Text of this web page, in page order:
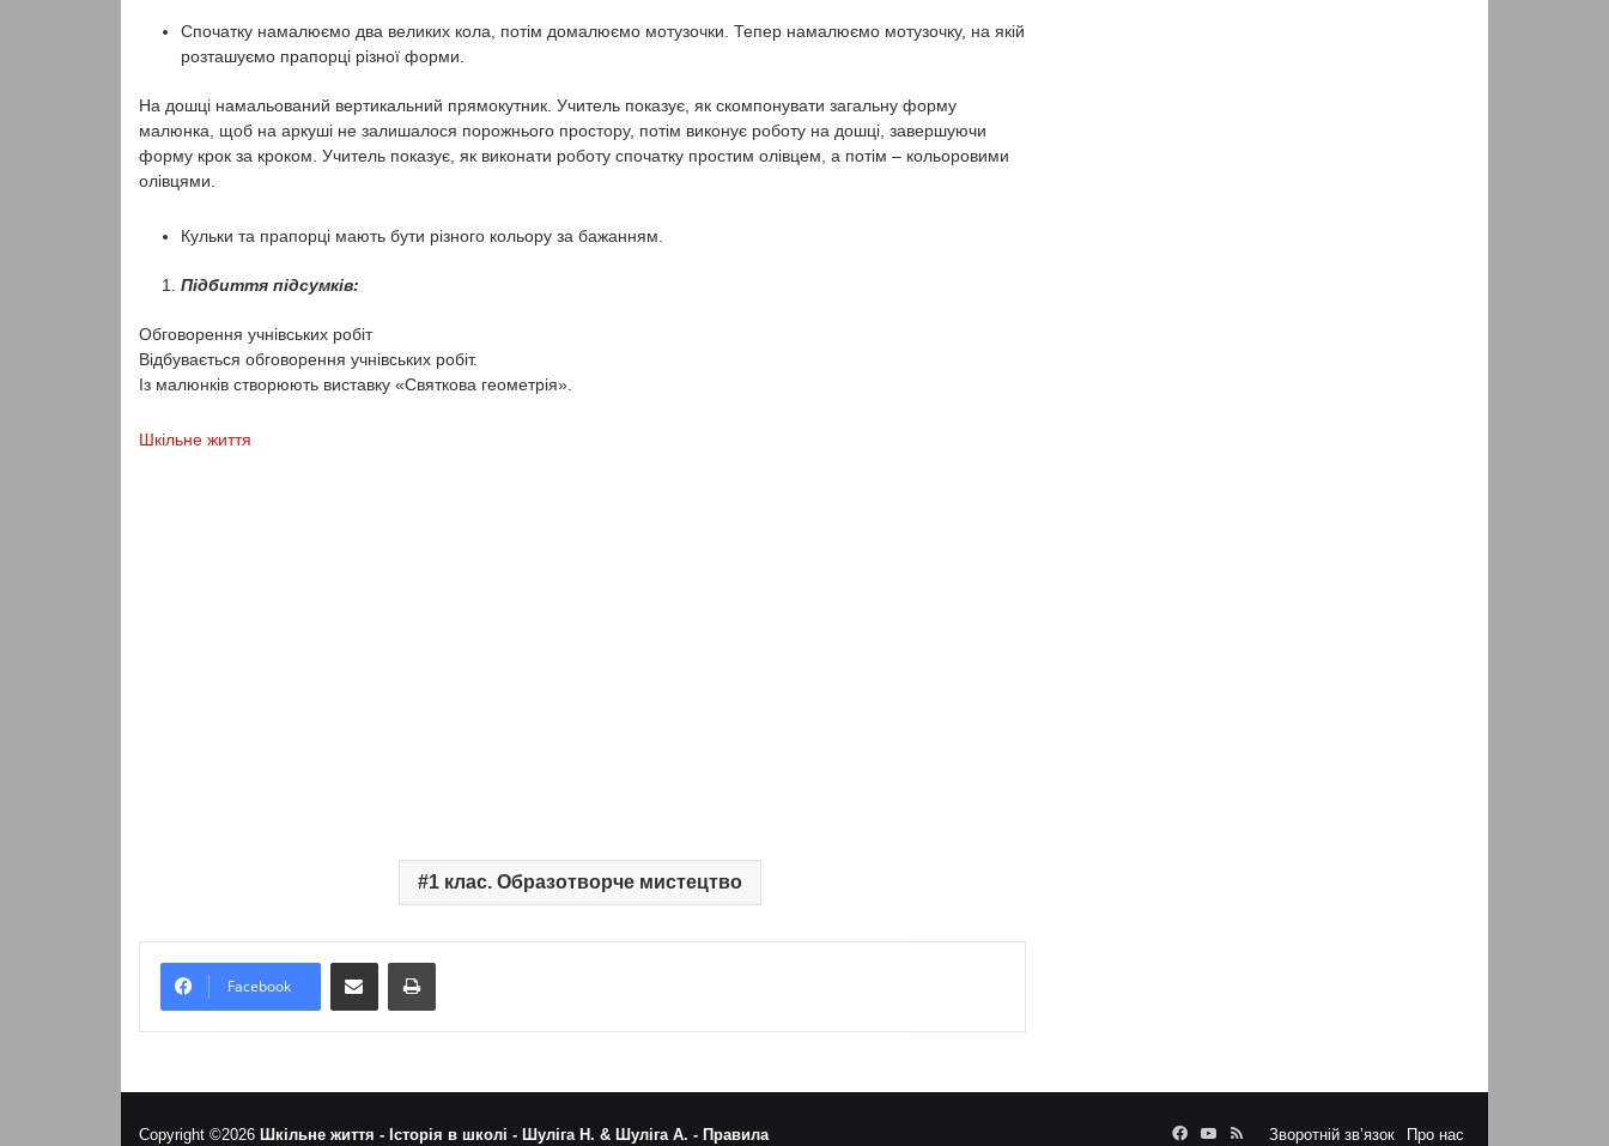
Спочатку намалюємо два великих кола, потім домалюємо мотузочки. Тепер намалюємо мотузочку, на якій
розташуємо прапорці різної форми.
На дошці намальований вертикальний прямокутник. Учитель показує, як скомпонувати загальну форму
малюнка, щоб на аркуші не залишалося порожнього простору, потім виконує роботу на дошці, завершуючи
форму крок за кроком. Учитель показує, як виконати роботу спочатку простим олівцем, а потім – кольоровими
олівцями.
Кульки та прапорці мають бути різного кольору за бажанням.
Підбиття підсумків:
Обговорення учнівських робіт
Відбувається обговорення учнівських робіт.
Із малюнків створюють виставку «Святкова геометрія».
Шкільне життя
1 клас. Образотворче мистецтво
Facebook
Надіслати електронною поштоюНадрукувати
Copyright ©2026 Шкільне життя - Історія в школі - Шуліга Н. & Шуліга А. - Правила Зворотній зв’язок Про нас
FacebookYouTube
RSS